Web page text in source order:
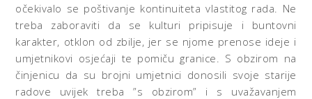
očekivalo se poštivanje kontinuiteta vlastitog rada. Ne
treba zaboraviti da se kulturi pripisuje i buntovni
karakter, otklon od zbilje, jer se njome prenose ideje i
umjetnikovi osjećaji te pomiču granice. S obzirom na
činjenicu da su brojni umjetnici donosili svoje starije
radove uvijek treba ”s obzirom” i s uvažavanjem